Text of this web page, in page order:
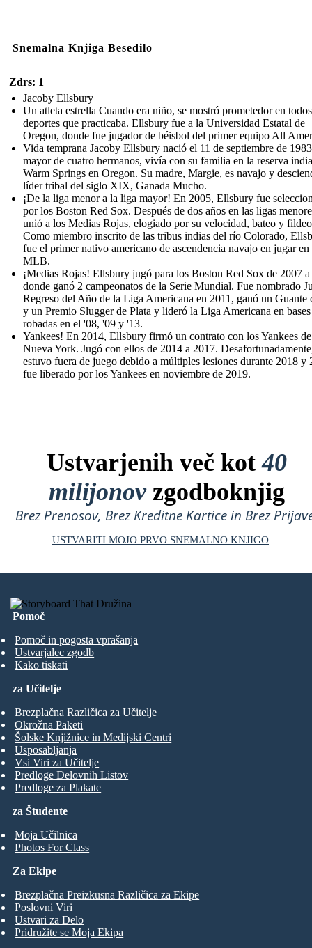
Snemalna Knjiga Besedilo
Zdrs: 1
Jacoby Ellsbury
Un atleta estrella Cuando era niño, se mostró prometedor en
deportes que practicaba. Ellsbury fue a la Universidad Estatal de
Oregon, donde fue jugador de béisbol del primer equipo All
Vida temprana Jacoby Ellsbury nació el 11 de septiembre de
mayor de cuatro hermanos, vivía con su familia en la reserva
Warm Springs en Oregon. Su madre, Margie, es navajo y
líder tribal del siglo XIX, Ganada Mucho.
¡De la liga menor a la liga mayor! En 2005, Ellsbury fue
por los Boston Red Sox. Después de dos años en las ligas
unió a los Medias Rojas, elogiado por su velocidad, bateo y
Como miembro inscrito de las tribus indias del río Colorado,
fue el primer nativo americano de ascendencia navajo en jugar en
MLB.
¡Medias Rojas! Ellsbury jugó para los Boston Red Sox de 2007
donde ganó 2 campeonatos de la Serie Mundial. Fue nombrado
Regreso del Año de la Liga Americana en 2011, ganó un Guante
y un Premio Slugger de Plata y lideró la Liga Americana en bases
robadas en el '08, '09 y '13.
Yankees! En 2014, Ellsbury firmó un contrato con los Yankees de
Nueva York. Jugó con ellos de 2014 a 2017.
estuvo fuera de juego debido a múltiples lesiones durante 2018 y
fue liberado por los Yankees en noviembre de 2019.
Ustvarjenih več kot40
milijonovzgodboknjig
Brez Prenosov, Brez Kreditne Kartice in Brez
USTVARITI MOJO PRVO SNEMALNO KNJIGO
Pomoč
Pomoč in pogosta vprašanja
Ustvarjalec zgodb
Kako tiskati
za Študente
Moja Učilnica
Photos For Class
za Učitelje
Brezplačna Različica za Učitelje
Okrožna Paketi
Šolske Knjižnice in Medijski Centri
Usposabljanja
Vsi Viri za Učitelje
Predloge Delovnih Listov
Predloge za Plakate
Za Ekipe
Brezplačna Preizkusna Različica za Ekipe
Poslovni Viri
Ustvari za Delo
Pridružite se Moja Ekipa